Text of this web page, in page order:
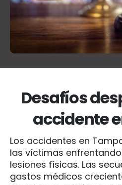
Desafíos
accidente
Los accidentes en
las víctimas
lesiones físicas. Las
gastos médicos